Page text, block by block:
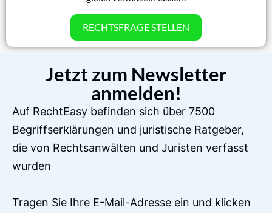
RECHTSFRAGE STELLEN
Jetzt zum Newsletter
anmelden!
Auf RechtEasy befinden sich über 7500
Begriffserklärungen und juristische Ratgeber,
die von Rechtsanwälten und Juristen verfasst
wurden
Tragen Sie Ihre E-Mail-Adresse ein und klicken